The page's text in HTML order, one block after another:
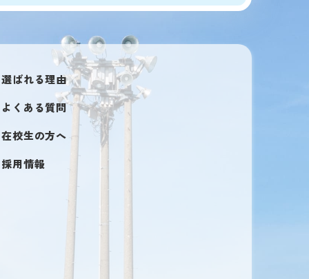
選ばれる理由
よくある質問
在校生の方へ
採用情報